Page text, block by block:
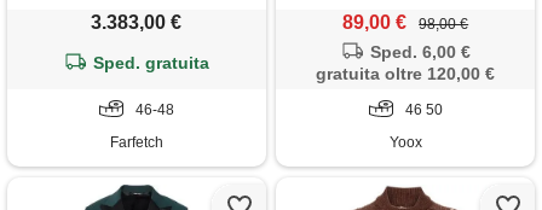
3.383,00 €
Sped. gratuita
46-48
Farfetch
89,00 € 98,00 €
Sped. 6,00 €
gratuita oltre 120,00 €
46 50
Yoox